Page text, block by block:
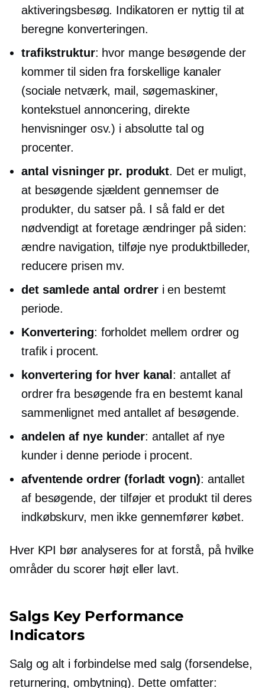
aktiveringsbesøg. Indikatoren er nyttig til at
beregne konverteringen.
trafikstruktur: hvor mange besøgende der
kommer til siden fra forskellige kanaler
(sociale netværk, mail, søgemaskiner,
kontekstuel annoncering, direkte
henvisninger osv.) i absolutte tal og
procenter.
antal visninger pr. produkt. Det er muligt,
at besøgende sjældent gennemser de
produkter, du satser på. I så fald er det
nødvendigt at foretage ændringer på siden:
ændre navigation, tilføje nye produktbilleder,
reducere prisen mv.
det samlede antal ordreri en bestemt
periode.
Konvertering: forholdet mellem ordrer og
trafik i procent.
konvertering for hver kanal : antallet af
ordrer fra besøgende fra en bestemt kanal
sammenlignet med antallet af besøgende.
andelen af ​​nye kunder: antallet af nye
kunder i denne periode i procent.
afventende ordrer (forladt vogn): antallet
af besøgende, der tilføjer et produkt til deres
indkøbskurv, men ikke gennemfører købet.
Hver KPI bør analyseres for at forstå, på hvilke
områder du scorer højt eller lavt.
Salgs Key Performance
Indicators
Salg og alt i forbindelse med salg (forsendelse,
returnering, ombytning). Dette omfatter: